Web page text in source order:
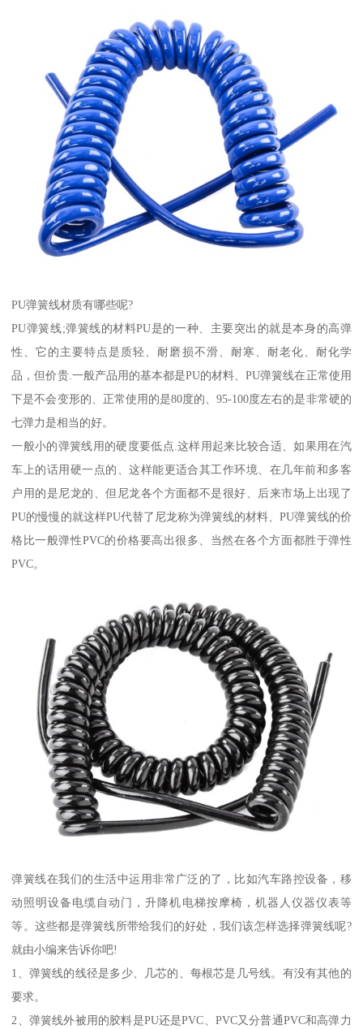
PU弹簧线材质有哪些呢?
PU弹簧线;弹簧线的材料PU是的一种、主要突出的就是本身的高弹
性、它的主要特点是质轻、耐磨损不滑、耐寒、耐老化、耐化学
品，但价贵.一般产品用的基本都是PU的材料、PU弹簧线在正常使用
下是不会变形的、正常使用的是80度的、95-100度左右的是非常硬的
七弹力是相当的好。
一般小的弹簧线用的硬度要低点.这样用起来比较合适、如果用在汽
车上的话用硬一点的、这样能更适合其工作环境、在几年前和多客
户用的是尼龙的、但尼龙各个方面都不是很好、后来市场上出现了
PU的慢慢的就这样PU代替了尼龙称为弹簧线的材料、PU弹簧线的价
格比一般弹性PVC的价格要高出很多、当然在各个方面都胜于弹性
PVC。
弹簧线在我们的生活中运用非常广泛的了，比如汽车路控设备，移
动照明设备电缆自动门，升降机电梯按摩椅，机器人仪器仪表等
等。这些都是弹簧线所带给我们的好处，我们该怎样选择弹簧线呢?
就由小编来告诉你吧!
1、弹簧线的线径是多少、几芯的、每根芯是几号线。有没有其他的
要求。
2、弹簧线外被用的胶料是PU还是PVC、PVC又分普通PVC和高弹力